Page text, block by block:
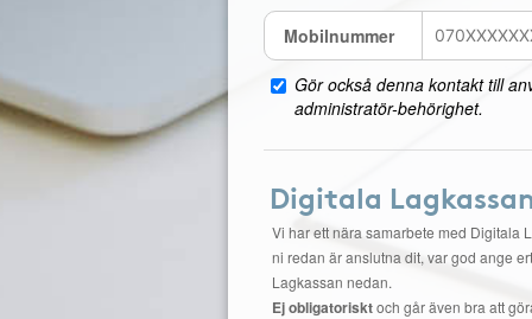
Mobilnummer
Gör också denna kontakt till
administratör-behörighet.
Digitala
Vi har ett nära samarbete med Digitala
ni redan är anslutna dit, var god ange
Lagkassan nedan.
Ej obligatorisktoch går även bra att